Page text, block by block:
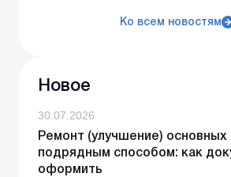
Ко всем новостям
Новое
30.07.2026
Ремонт (улучшение) основных
подрядным способом: как
оформить